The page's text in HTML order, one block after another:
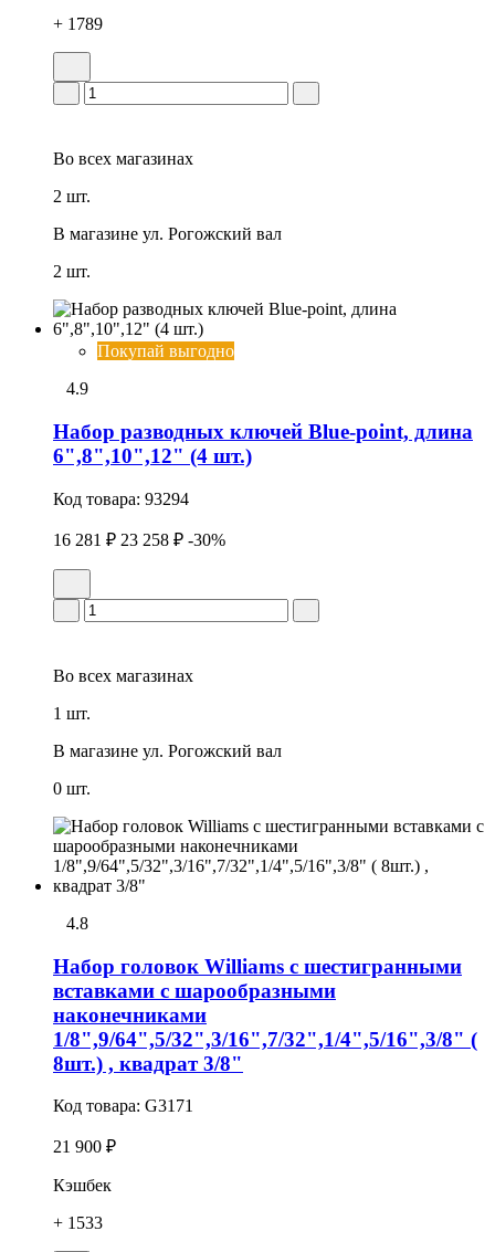
+ 1789
Во всех магазинах
2 шт.
В магазине ул. Рогожский вал
2 шт.
Покупай выгодно
4.9
Набор разводных ключей Blue-point, длина
6",8",10",12" (4 шт.)
Код товара: 93294
16 281 ₽ 23 258 ₽ -30%
Во всех магазинах
1 шт.
В магазине ул. Рогожский вал
0 шт.
4.8
Набор головок Williams с шестигранными
вставками с шарообразными
наконечниками
1/8",9/64",5/32",3/16",7/32",1/4",5/16",3/8" (
8шт.) , квадрат 3/8"
Код товара: G3171
21 900 ₽
Кэшбек
+ 1533